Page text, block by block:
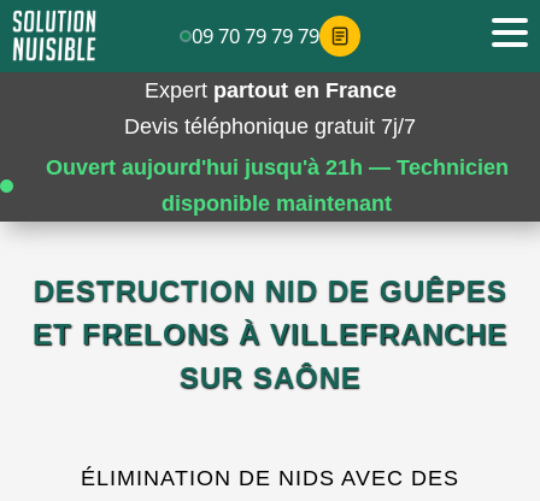
Expert partout en France
Devis téléphonique gratuit 7j/7
Ouvert aujourd'hui jusqu'à 21h — Technicien
disponible maintenant
DESTRUCTION NID DE GUÊPES
ET FRELONS À VILLEFRANCHE
SUR SAÔNE
ÉLIMINATION DE NIDS AVEC DES
09 70 79 79 79